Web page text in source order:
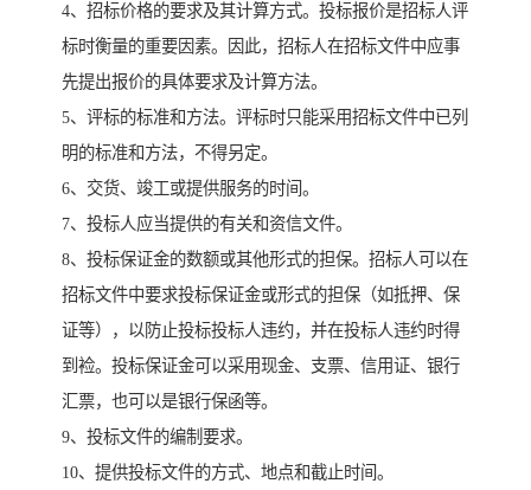
4、招标价格的要求及其计算方式。投标报价是招标人评
标时衡量的重要因素。因此，招标人在招标文件中应事
先提出报价的具体要求及计算方法。
5、评标的标准和方法。评标时只能采用招标文件中已列
明的标准和方法，不得另定。
6、交货、竣工或提供服务的时间。
7、投标人应当提供的有关和资信文件。
8、投标保证金的数额或其他形式的担保。招标人可以在
招标文件中要求投标保证金或形式的担保（如抵押、保
证等），以防止投标投标人违约，并在投标人违约时得
到裣。投标保证金可以采用现金、支票、信用证、银行
汇票，也可以是银行保函等。
9、投标文件的编制要求。
10、提供投标文件的方式、地点和截止时间。